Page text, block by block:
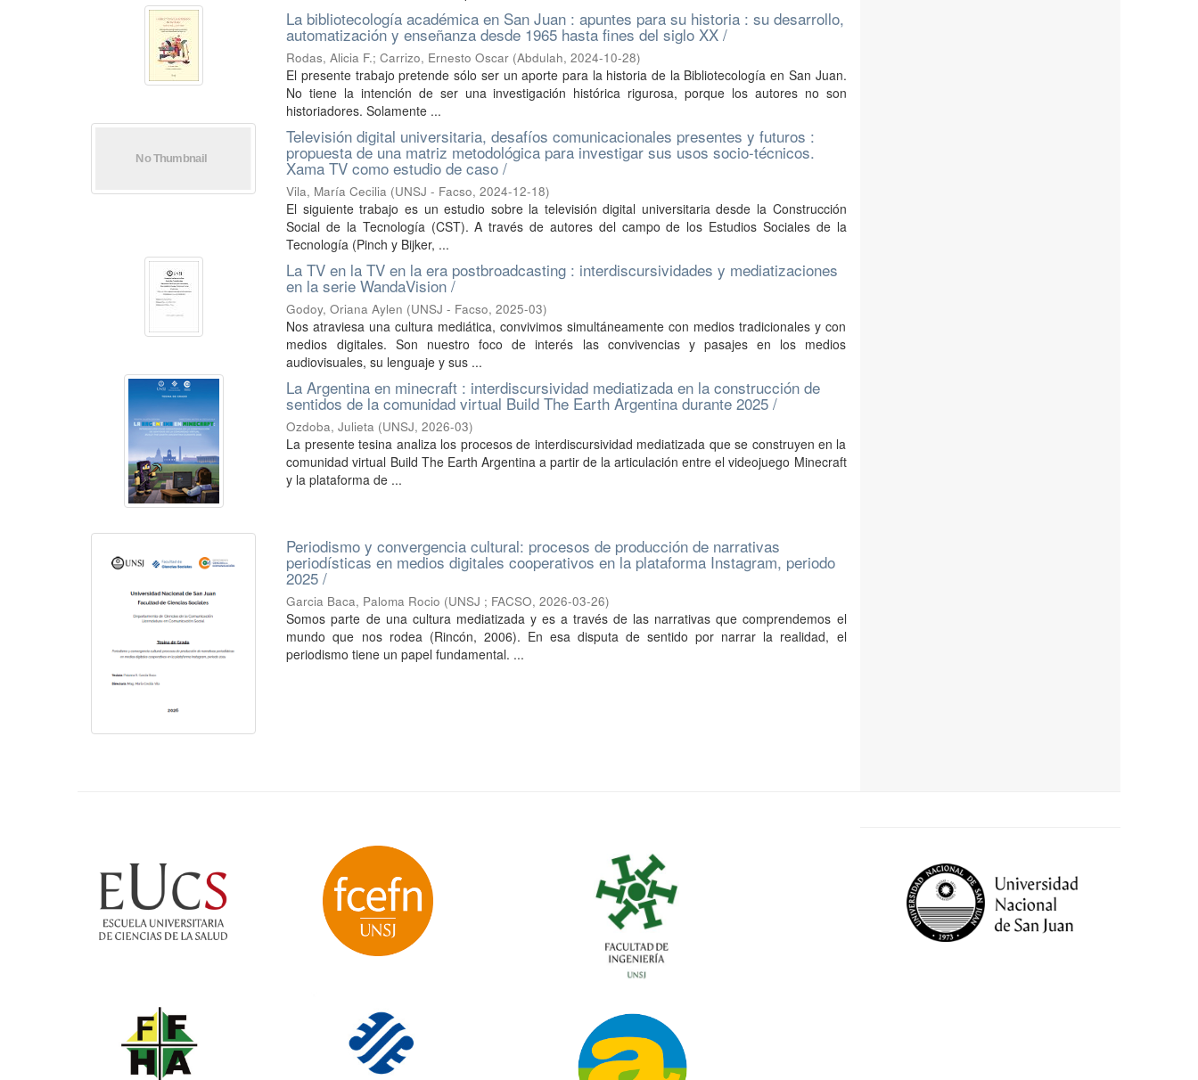
La bibliotecología académica en San Juan : apuntes para su historia : su desarrollo,
automatización y enseñanza desde 1965 hasta fines del siglo XX /
Rodas, Alicia F.;Carrizo, Ernesto Oscar (Abdulah,2024-10-28)
El presente trabajo pretende sólo ser un aporte para la historia de la Bibliotecología en San Juan.
No tiene la intención de ser una investigación histórica rigurosa, porque los autores no son
historiadores. Solamente ...
Televisión digital universitaria, desafíos comunicacionales presentes y futuros :
propuesta de una matriz metodológica para investigar sus usos socio-técnicos.
Xama TV como estudio de caso /
Vila, María Cecilia (UNSJ - Facso,2024-12-18)
El siguiente trabajo es un estudio sobre la televisión digital universitaria desde la Construcción
Social de la Tecnología (CST). A través de autores del campo de los Estudios Sociales de la
Tecnología (Pinch y Bijker, ...
La TV en la TV en la era postbroadcasting : interdiscursividades y mediatizaciones
en la serie WandaVision /
Godoy, Oriana Aylen (UNSJ - Facso,2025-03)
Nos atraviesa una cultura mediática, convivimos simultáneamente con medios tradicionales y con
medios digitales. Son nuestro foco de interés las convivencias y pasajes en los medios
audiovisuales, su lenguaje y sus ...
La Argentina en minecraft : interdiscursividad mediatizada en la construcción de
sentidos de la comunidad virtual Build The Earth Argentina durante 2025 /
Ozdoba, Julieta (UNSJ,2026-03)
La presente tesina analiza los procesos de interdiscursividad mediatizada que se construyen en la
comunidad virtual Build The Earth Argentina a partir de la articulación entre el videojuego Minecraft
y la plataforma de ...
Periodismo y convergencia cultural: procesos de producción de narrativas
periodísticas en medios digitales cooperativos en la plataforma Instagram, periodo
2025 /
Garcia Baca, Paloma Rocio (UNSJ ; FACSO,2026-03-26)
Somos parte de una cultura mediatizada y es a través de las narrativas que comprendemos el
mundo que nos rodea (Rincón, 2006). En esa disputa de sentido por narrar la realidad, el
periodismo tiene un papel fundamental. ...